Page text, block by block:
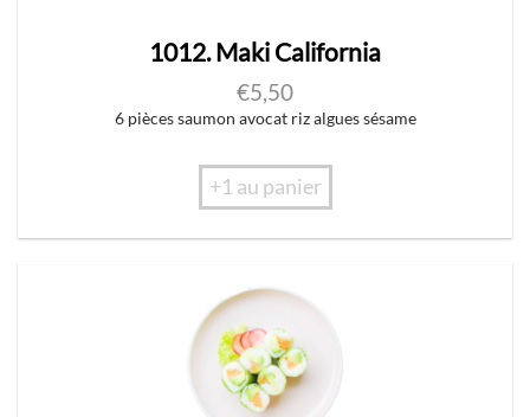
1012. Maki California
€5,50
6 pièces saumon avocat riz algues sésame
+1 au panier